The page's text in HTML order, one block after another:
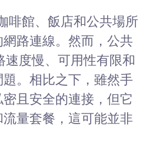
啡館、飯店和公共場所
路連線。然而，公共
速度慢、可用性有限和
。相比之下，雖然手
且安全的連接，但它
量套餐，這可能並非